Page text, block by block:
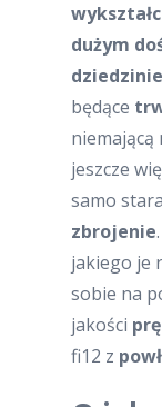
dużym
dziedzinie
będące
niemającą
jeszcze
samo
zbrojenie
jakiego je
sobie na
jakości
fi12 z